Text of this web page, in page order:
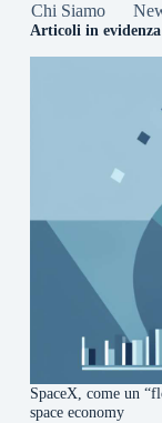
Chi Siamo
Articoli in evidenza
SpaceX, come un
space economy